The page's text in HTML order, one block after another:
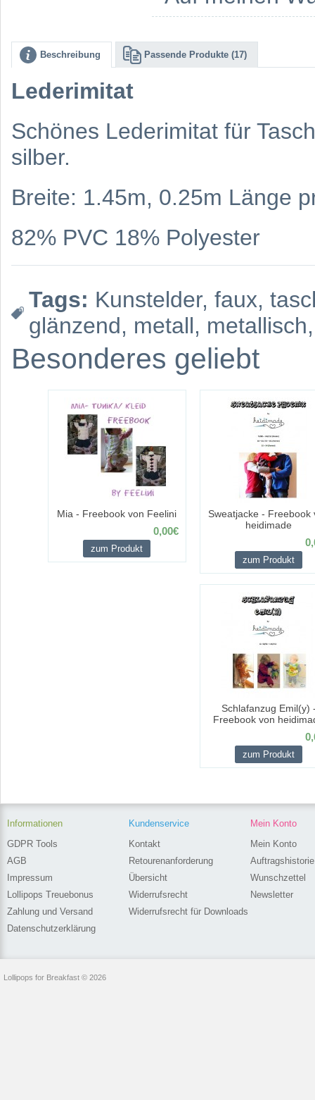
Beschreibung Passende Produkte (17)
Lederimitat
Schönes Lederimitat für
silber.
Breite: 1.45m, 0.25m Länge
82% PVC 18% Polyester
Tags: Kunstelder, faux,
glänzend, metall, metallisch,
Besonderes geliebt
Mia - Freebook von Feelini
0,00€
zum Produkt
Sweatjacke - Freebook
heidimade
zum Produkt
Schlafanzug Emil(y)
Freebook von
zum Produkt
Mein Konto
Mein Konto
Auftragshistorie
Wunschzettel
Newsletter
Kundenservice
Kontakt
Retourenanforderung
Übersicht
Widerrufsrecht
Widerrufsrecht für Downloads
Informationen
GDPR Tools
AGB
Impressum
Lollipops Treuebonus
Zahlung und Versand
Datenschutzerklärung
Lollipops for Breakfast © 2026